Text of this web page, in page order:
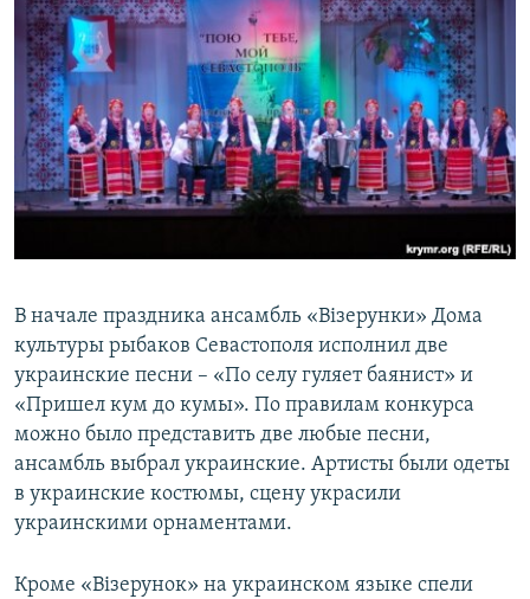
В начале праздника ансамбль «Вiзерунки» Дома
культуры рыбаков Севастополя исполнил две
украинские песни – «По селу гуляет баянист» и
«Пришел кум до кумы». По правилам конкурса
можно было представить две любые песни,
ансамбль выбрал украинские. Артисты были одеты
в украинские костюмы, сцену украсили
украинскими орнаментами.
Кроме «Вiзерунок» на украинском языке спели